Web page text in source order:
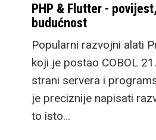
PHP & Flutter -
budućnost
Popularni razvojni alati
koji je postao COBOL
strani servera i
je preciznije napisati
to isto…